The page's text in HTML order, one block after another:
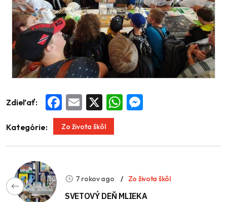
Zdieľať: Facebook
Email WhatsApp
Kategórie: Zo života škôl
7 rokov ago Zo života škôl
SVETOVÝ DEŇ MLIEKA